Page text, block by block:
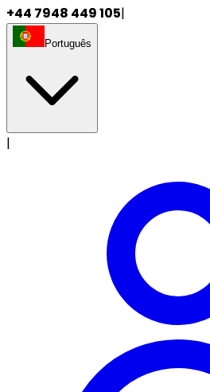
+44 7948 449 105|
Português
|